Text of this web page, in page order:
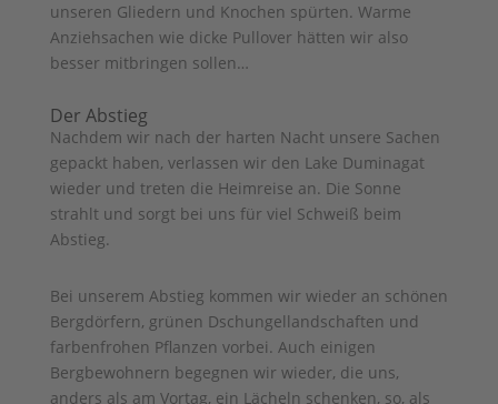
unseren Gliedern und Knochen spürten. Warme
Anziehsachen wie dicke Pullover hätten wir also
besser mitbringen sollen…
Der Abstieg
Nachdem wir nach der harten Nacht unsere Sachen
gepackt haben, verlassen wir den Lake Duminagat
wieder und treten die Heimreise an. Die Sonne
strahlt und sorgt bei uns für viel Schweiß beim
Abstieg.
Bei unserem Abstieg kommen wir wieder an schönen
Bergdörfern, grünen Dschungellandschaften und
farbenfrohen Pflanzen vorbei. Auch einigen
Bergbewohnern begegnen wir wieder, die uns,
anders als am Vortag, ein Lächeln schenken, so, als